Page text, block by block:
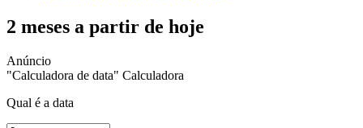
2 meses a partir de hoje
"Calculadora de data" Calculadora
Qual é a data